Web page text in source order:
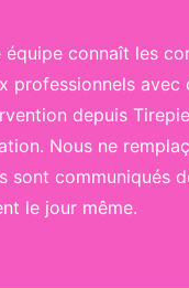
équipe connaît les
professionnels
depuis
Nous ne
sont communiqués
le jour même.